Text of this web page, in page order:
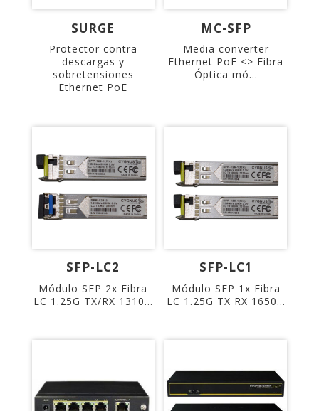
SURGE
Protector contra
descargas y
sobretensiones
Ethernet PoE
MC-SFP
Media converter
Ethernet PoE <> Fibra
Óptica mó...
SFP-LC2
Módulo SFP 2x Fibra
LC 1.25G TX/RX 1310...
SFP-LC1
Módulo SFP 1x Fibra
LC 1.25G TX RX 1650...